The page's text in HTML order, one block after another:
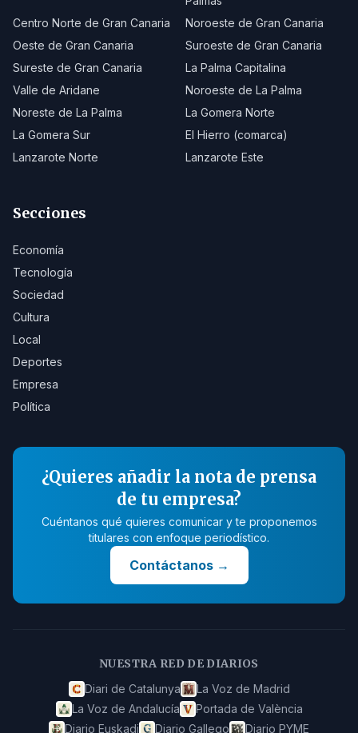
Centro Norte de Gran Canaria
Noroeste de Gran Canaria
Oeste de Gran Canaria
Suroeste de Gran Canaria
Sureste de Gran Canaria
La Palma Capitalina
Valle de Aridane
Noroeste de La Palma
Noreste de La Palma
La Gomera Norte
La Gomera Sur
El Hierro (comarca)
Lanzarote Norte
Lanzarote Este
Secciones
Economía
Tecnología
Sociedad
Cultura
Local
Deportes
Empresa
Política
¿Quieres añadir la nota de prensa
de tu empresa?
Cuéntanos qué quieres comunicar y te proponemos
titulares con enfoque periodístico.
Contáctanos→
NUESTRA RED DE DIARIOS
Diari de Catalunya
La Voz de Madrid
La Voz de Andalucía
Portada de València
Diario Euskadi
Diario Gallego Diario PYME